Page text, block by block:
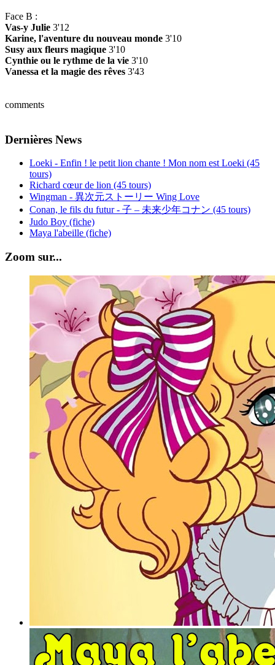
Face B :
Vas-y Julie 3'12
Karine, l'aventure du nouveau monde 3'10
Susy aux fleurs magique 3'10
Cynthie ou le rythme de la vie 3'10
Vanessa et la magie des rêves 3'43
comments
Dernières News
Loeki - Enfin ! le petit lion chante ! Mon nom est Loeki (45
tours)
Richard cœur de lion (45 tours)
Wingman - 異次元ストーリー Wing Love
Conan, le fils du futur - 子 – 未来少年コナン (45 tours)
Judo Boy (fiche)
Maya l'abeille (fiche)
Zoom sur...